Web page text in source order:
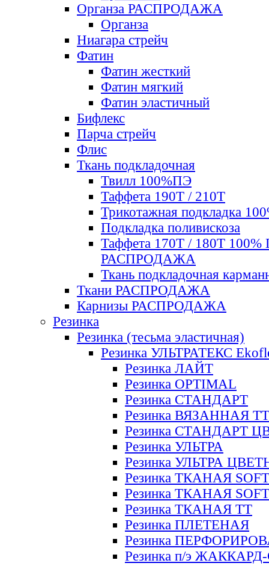
Органза РАСПРОДАЖА
Органза
Ниагара стрейч
Фатин
Фатин жесткий
Фатин мягкий
Фатин элаcтичный
Бифлекс
Парча стрейч
Флис
Ткань подкладочная
Твилл 100%ПЭ
Таффета 190Т / 210Т
Трикотажная подкладка
Подкладка поливискоза
Таффета 170Т / 180Т 100%
РАСПРОДАЖА
Ткань подкладочная
Ткани РАСПРОДАЖА
Карнизы РАСПРОДАЖА
Резинка
Резинка (тесьма эластичная)
Резинка УЛЬТРАТЕКС
Резинка ЛАЙТ
Резинка OPTIMAL
Резинка СТАНДАРТ
Резинка ВЯЗАННАЯ ТТ
Резинка СТАНДАРТ
Резинка УЛЬТРА
Резинка УЛЬТРА
Резинка ТКАНАЯ SOFT
Резинка ТКАНАЯ
Резинка ТКАНАЯ ТТ
Резинка ПЛЕТЕНАЯ
Резинка
Резинка п/э